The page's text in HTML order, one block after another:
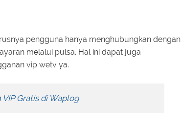
pengguna hanya menghubungkan dengan
melalui pulsa. Hal ini dapat juga
vip wetv ya.
Gratis di Waplog